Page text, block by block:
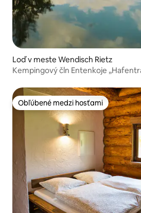
Loď v meste Wendisch Rietz
Kempingový čln Entenkoje
Obľúbené medzi hosťami
Obľúbené medzi hosťami